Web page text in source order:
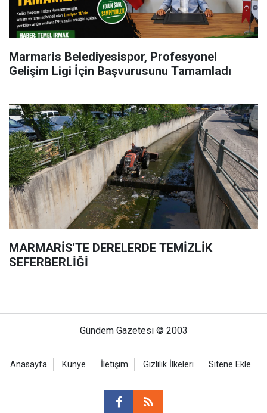
Marmaris Belediyesispor, Profesyonel
Gelişim Ligi İçin Başvurusunu Tamamladı
MARMARİS'TE DERELERDE TEMİZLİK
SEFERBERLİĞİ
Gündem Gazetesi © 2003
Anasayfa Künye İletişim Gizlilik İlkeleri Sitene Ekle